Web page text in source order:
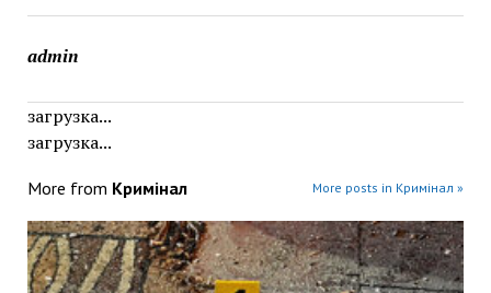
admin
загрузка...
загрузка...
More from Кримінал More posts in Кримінал »